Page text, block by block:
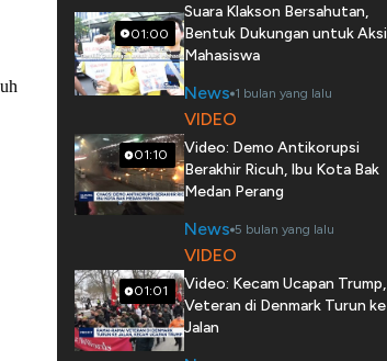
01:00
Suara Klakson Bersahutan,
Bentuk Dukungan untuk Aksi
Mahasiswa
News 1 bulan yang lalu
01:10
VIDEO
Video: Demo Antikorupsi
Berakhir Ricuh, Ibu Kota Bak
Medan Perang
News 5 bulan yang lalu
01:01
VIDEO
Video: Kecam Ucapan Trump,
Veteran di Denmark Turun ke
Jalan